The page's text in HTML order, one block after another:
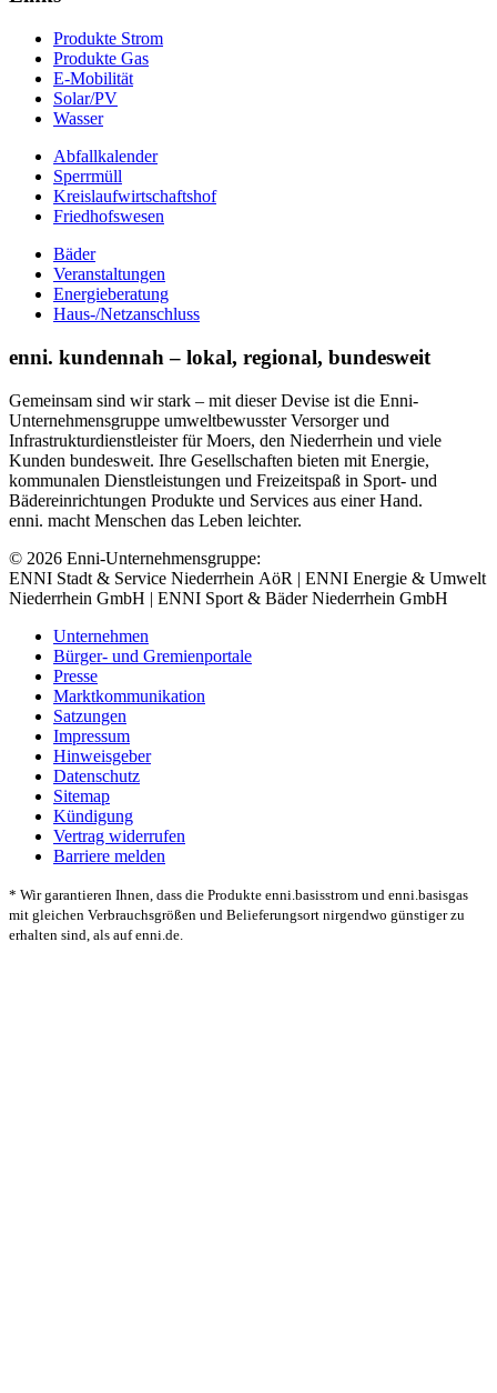
Produkte Strom
Produkte Gas
E-Mobilität
Solar/PV
Wasser
Abfallkalender
Sperrmüll
Kreislaufwirtschaftshof
Friedhofswesen
Bäder
Veranstaltungen
Energieberatung
Haus-/Netzanschluss
enni. kundennah – lokal, regional, bundesweit
Gemeinsam sind wir stark – mit dieser Devise ist die Enni-
Unternehmensgruppe umweltbewusster Versorger und
Infrastrukturdienstleister für Moers, den Niederrhein und viele
Kunden bundesweit. Ihre Gesellschaften bieten mit Energie,
kommunalen Dienstleistungen und Freizeitspaß in Sport- und
Bädereinrichtungen Produkte und Services aus einer Hand.
enni. macht Menschen das Leben leichter.
© 2026 Enni-Unternehmensgruppe:
ENNI Stadt & Service Niederrhein AöR | ENNI Energie & Umwelt
Niederrhein GmbH | ENNI Sport & Bäder Niederrhein GmbH
Unternehmen
Bürger- und Gremienportale
Presse
Marktkommunikation
Satzungen
Impressum
Hinweisgeber
Datenschutz
Sitemap
Kündigung
Vertrag widerrufen
Barriere melden
* Wir garantieren Ihnen, dass die Produkte enni.basisstrom und enni.basisgas
mit gleichen Verbrauchsgrößen und Belieferungsort nirgendwo günstiger zu
erhalten sind, als auf enni.de.